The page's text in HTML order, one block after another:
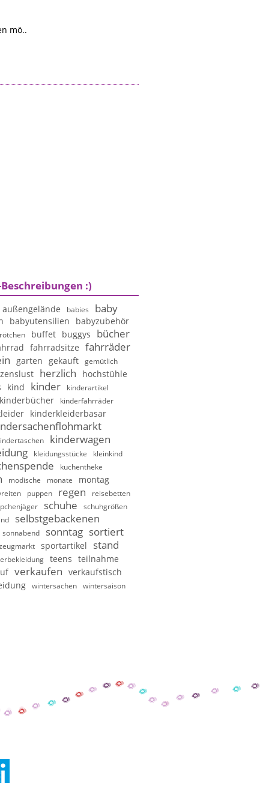
mö..
:)
außengelände babies baby
babyutensilien babyzubehör
buffet buggys bücher
fahrradsitze fahrräder
garten gekauft gemütlich
herzlich
hochstühle
kind kinder kinderartikel
kinderbücher kinderfahrräder
kinderkleiderbasar
kinderwagen
kleidungsstücke kleinkind
kuchentheke
modische monate montag
puppen regen
reisebetten
schuhe
schuhgrößen
selbstgebackenen
sonnabend sonntag sortiert
sportartikel stand
teens teilnahme
verkaufen verkaufstisch
wintersachen wintersaison